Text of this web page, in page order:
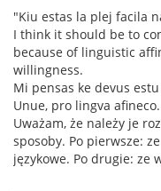
"Kiu estas la plej facila
I think it should be to
because of linguistic
willingness.
Mi pensas ke devus
Unue, pro lingva
Uważam, że należy je
sposoby. Po pierwsze:
językowe. Po drugie: ze